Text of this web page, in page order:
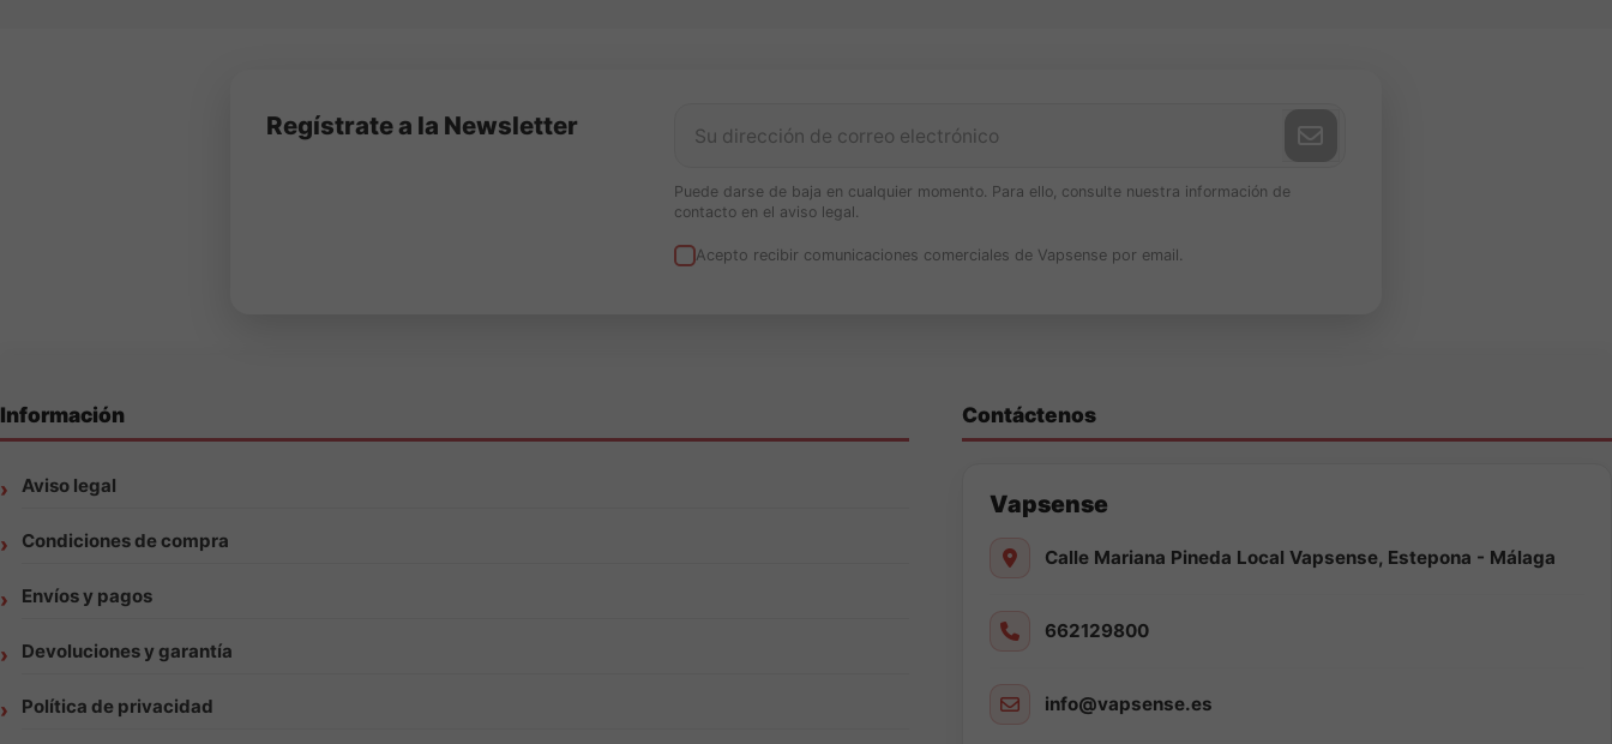
Regístrate a la Newsletter
Puede darse de baja en cualquier momento. Para ello, consulte nuestra información de
contacto en el aviso legal.
Acepto recibir comunicaciones comerciales de Vapsense por email.
Información
Aviso legal
Condiciones de compra
Envíos y pagos
Devoluciones y garantía
Política de privacidad
Contáctenos
Vapsense
Calle Mariana Pineda Local Vapsense, Estepona - Málaga
662129800
info@vapsense.es